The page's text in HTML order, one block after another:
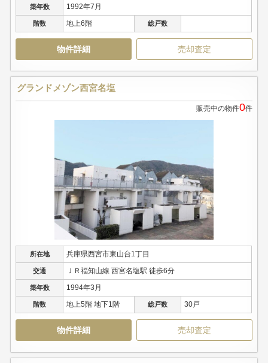
築年数 1992年7月
階数 地上6階 総戸数
物件詳細 売却査定
グランドメゾン西宮名塩
販売中の物件0件
所在地 兵庫県西宮市東山台1丁目
交通 ＪＲ福知山線 西宮名塩駅 徒歩6分
築年数 1994年3月
階数 地上5階 地下1階 総戸数 30戸
物件詳細 売却査定